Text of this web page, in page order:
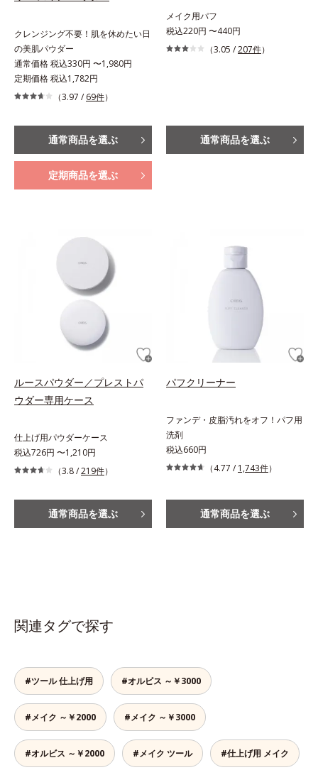
クレンジング不要！肌を休めたい日
の美肌パウダー
通常価格 税込330円 〜1,980円
定期価格 税込1,782円
（3.97 / 69件）
通常商品を選ぶ
定期商品を選ぶ
メイク用パフ
税込220円 〜440円
（3.05 /207件）
通常商品を選ぶ
ルースパウダー／プレストパ
ウダー専用ケース
仕上げ用パウダーケース
税込726円 〜1,210円
（3.8 /219件）
通常商品を選ぶ
パフクリーナー
ファンデ・皮脂汚れをオフ！パフ用
洗剤
税込660円
（4.77 / 1,743件）
通常商品を選ぶ
関連タグで探す
#ツール 仕上げ用 #オルビス ～￥3000
#メイク ～￥2000 #メイク ～￥3000
#オルビス ～￥2000 #メイク ツール #仕上げ用 メイク